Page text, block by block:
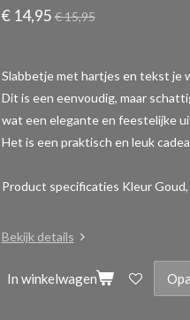
€ 14,95 € 15,95
Slabbetje met hartjes en tekst je
Dit is een eenvoudig, maar
wat een elegante en feestelijke
Het is een praktisch en leuk
Product specificaties Kleur
Bekijk details
In winkelwagen